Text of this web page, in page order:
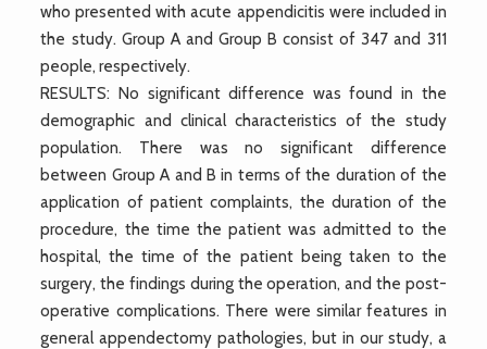
who presented with acute appendicitis were included in
the study. Group A and Group B consist of 347 and 311
people, respectively.
RESULTS: No significant difference was found in the
demographic and clinical characteristics of the study
population. There was no significant difference
between Group A and B in terms of the duration of the
application of patient complaints, the duration of the
procedure, the time the patient was admitted to the
hospital, the time of the patient being taken to the
surgery, the findings during the operation, and the post-
operative complications. There were similar features in
general appendectomy pathologies, but in our study, a